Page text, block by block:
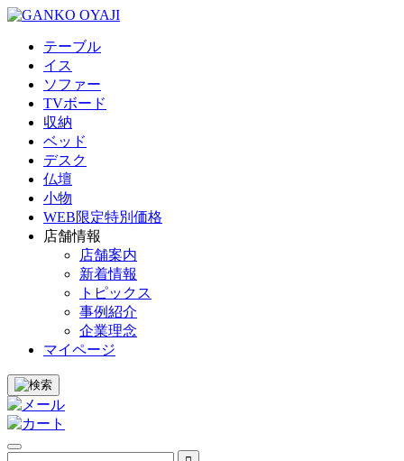
テーブル
イス
ソファー
TVボード
収納
ベッド
デスク
仏壇
小物
WEB限定特別価格
店舗情報
店舗案内
新着情報
トピックス
事例紹介
企業理念
マイページ